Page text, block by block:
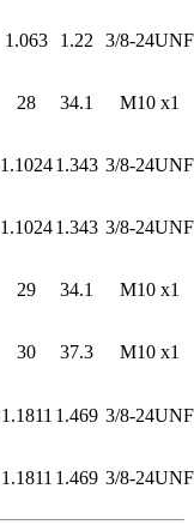
1.063 1.22 3/8-24UNF
28 34.1 M10 x1
1.10241.343 3/8-24UNF
1.10241.343 3/8-24UNF
29 34.1 M10 x1
30 37.3 M10 x1
1.1811 1.469 3/8-24UNF
1.1811 1.469 3/8-24UNF